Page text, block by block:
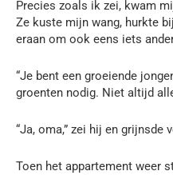
Precies zoals ik zei, kwam
Ze kuste mijn wang, hurkte
eraan om ook eens iets
“Je bent een groeiende
groenten nodig. Niet altijd
“Ja, oma,” zei hij en grijnsde
Toen het appartement weer